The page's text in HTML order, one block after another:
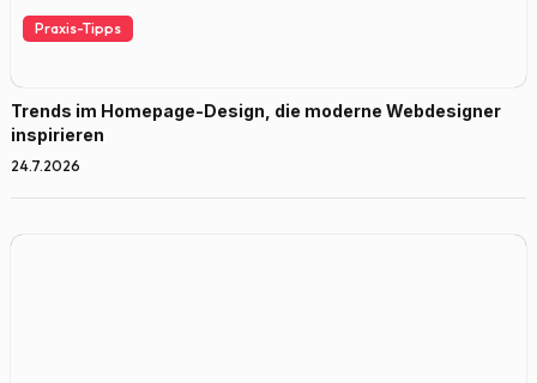
Praxis-Tipps
Trends im Homepage-Design, die moderne Webdesigner
inspirieren
24.7.2026